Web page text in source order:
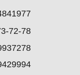
72-78